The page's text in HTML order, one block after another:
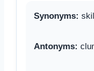
Synonyms:
Antonyms: